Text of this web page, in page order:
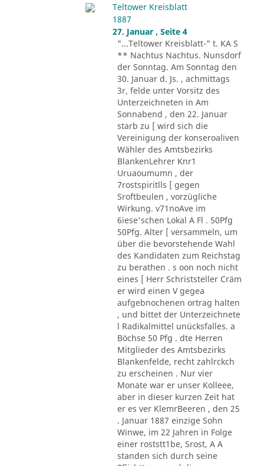
Teltower Kreisblatt
1887
27. Januar , Seite 4
"...Teltower Kreisblatt-" t. KA S
** Nachtus Nachtus. Nunsdorf
der Sonntag. Am Sonntag den
30. Januar d. Js. , achmittags
3r, felde unter Vorsitz des
Unterzeichneten in Am
Sonnabend , den 22. Januar
starb zu [ wird sich die
Vereinigung der konseroaliven
Wähler des Amtsbezirks
BlankenLehrer Knr1
Uruaoumumn , der
7rostspiritlls [ gegen
Sroftbeulen , vorzügliche
Wirkung. v71noAve im
6iese'schen Lokal A Fl . 50Pfg
50Pfg. Alter [ versammeln, um
über die bevorstehende Wahl
des Kandidaten zum Reichstag
zu berathen . s oon noch nicht
eines [ Herr Schriststeller Cräm
er wird einen V gegea
aufgebnochenen ortrag halten
, und bittet der Unterzeichnete
l Radikalmittel unücksfalles. a
Böchse 50 Pfg . dte Herren
Mitglieder des Amtsbezirks
Blankenfelde, recht zahlrckch
zu erscheinen . Nur vier
Monate war er unser Kolleee,
aber in dieser kurzen Zeit hat
er es ver KlemrBeeren , den 25
. Januar 1887 einzige Sohn
Winwe, im 22 Jahren in Folge
einer roststt1be, Srost, A A
standen sich durch seine